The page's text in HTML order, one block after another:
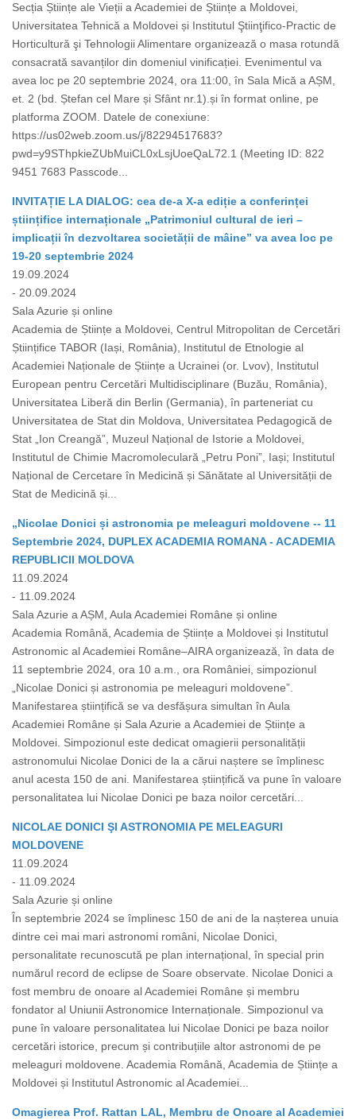
Secția Științe ale Vieții a Academiei de Științe a Moldovei,
Universitatea Tehnică a Moldovei și Institutul Ştiinţifico-Practic de
Horticultură şi Tehnologii Alimentare organizează o masa rotundă
consacrată savanților din domeniul vinificației. Evenimentul va
avea loc pe 20 septembrie 2024, ora 11:00, în Sala Mică a AȘM,
et. 2 (bd. Ștefan cel Mare și Sfânt nr.1).și în format online, pe
platforma ZOOM. Datele de conexiune:
https://us02web.zoom.us/j/82294517683?
pwd=y9SThpkieZUbMuiCL0xLsjUoeQaL72.1 (Meeting ID: 822
9451 7683 Passcode...
INVITAȚIE LA DIALOG: cea de-a X-a ediție a conferinței
științifice internaționale „Patrimoniul cultural de ieri –
implicații în dezvoltarea societății de mâine” va avea loc pe
19-20 septembrie 2024
19.09.2024
- 20.09.2024
Sala Azurie și online
Academia de Științe a Moldovei, Centrul Mitropolitan de Cercetări
Științifice TABOR (Iași, România), Institutul de Etnologie al
Academiei Naționale de Științe a Ucrainei (or. Lvov), Institutul
European pentru Cercetări Multidisciplinare (Buzău, România),
Universitatea Liberă din Berlin (Germania), în parteneriat cu
Universitatea de Stat din Moldova, Universitatea Pedagogică de
Stat „Ion Creangă”, Muzeul Național de Istorie a Moldovei,
Institutul de Chimie Macromoleculară „Petru Poni”, Iași; Institutul
Național de Cercetare în Medicină și Sănătate al Universității de
Stat de Medicină și...
„Nicolae Donici și astronomia pe meleaguri moldovene -- 11
Septembrie 2024, DUPLEX ACADEMIA ROMANA - ACADEMIA
REPUBLICII MOLDOVA
11.09.2024
- 11.09.2024
Sala Azurie a AȘM, Aula Academiei Române și online
Academia Română, Academia de Științe a Moldovei și Institutul
Astronomic al Academiei Române–AIRA organizează, în data de
11 septembrie 2024, ora 10 a.m., ora României, simpozionul
„Nicolae Donici și astronomia pe meleaguri moldovene”.
Manifestarea științifică se va desfășura simultan în Aula
Academiei Române și Sala Azurie a Academiei de Științe a
Moldovei. Simpozionul este dedicat omagierii personalității
astronomului Nicolae Donici de la a cărui naștere se împlinesc
anul acesta 150 de ani. Manifestarea științifică va pune în valoare
personalitatea lui Nicolae Donici pe baza noilor cercetări...
NICOLAE DONICI ŞI ASTRONOMIA PE MELEAGURI
MOLDOVENE
11.09.2024
- 11.09.2024
Sala Azurie și online
În septembrie 2024 se împlinesc 150 de ani de la nașterea unuia
dintre cei mai mari astronomi români, Nicolae Donici,
personalitate recunoscută pe plan internațional, în special prin
numărul record de eclipse de Soare observate. Nicolae Donici a
fost membru de onoare al Academiei Române și membru
fondator al Uniunii Astronomice Internaționale. Simpozionul va
pune în valoare personalitatea lui Nicolae Donici pe baza noilor
cercetări istorice, precum și contribuțiile altor astronomi de pe
meleaguri moldovene. Academia Română, Academia de Științe a
Moldovei și Institutul Astronomic al Academiei...
Omagierea Prof. Rattan LAL, Membru de Onoare al Academiei